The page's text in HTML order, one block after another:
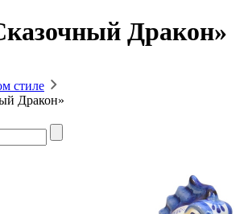
Дракон»
стиле
Дракон»